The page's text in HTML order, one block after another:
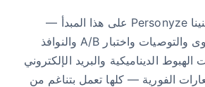
لأكثر من عقد، بنينا Personyze على هذا المبدأ —
الجماهير والمحتوى والتوصيات واختبار A/B والنوافذ
الديناميكية والبريد الإلكتروني
الفورية — كلها تعمل بتناغم من